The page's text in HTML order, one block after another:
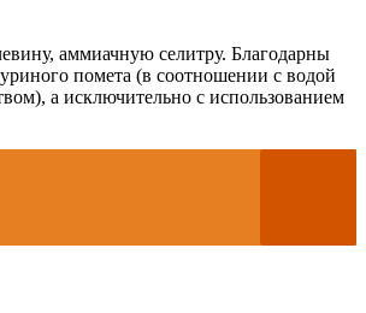
аммиачную селитру. Благодарны
помета (в соотношении с водой
а исключительно с использованием